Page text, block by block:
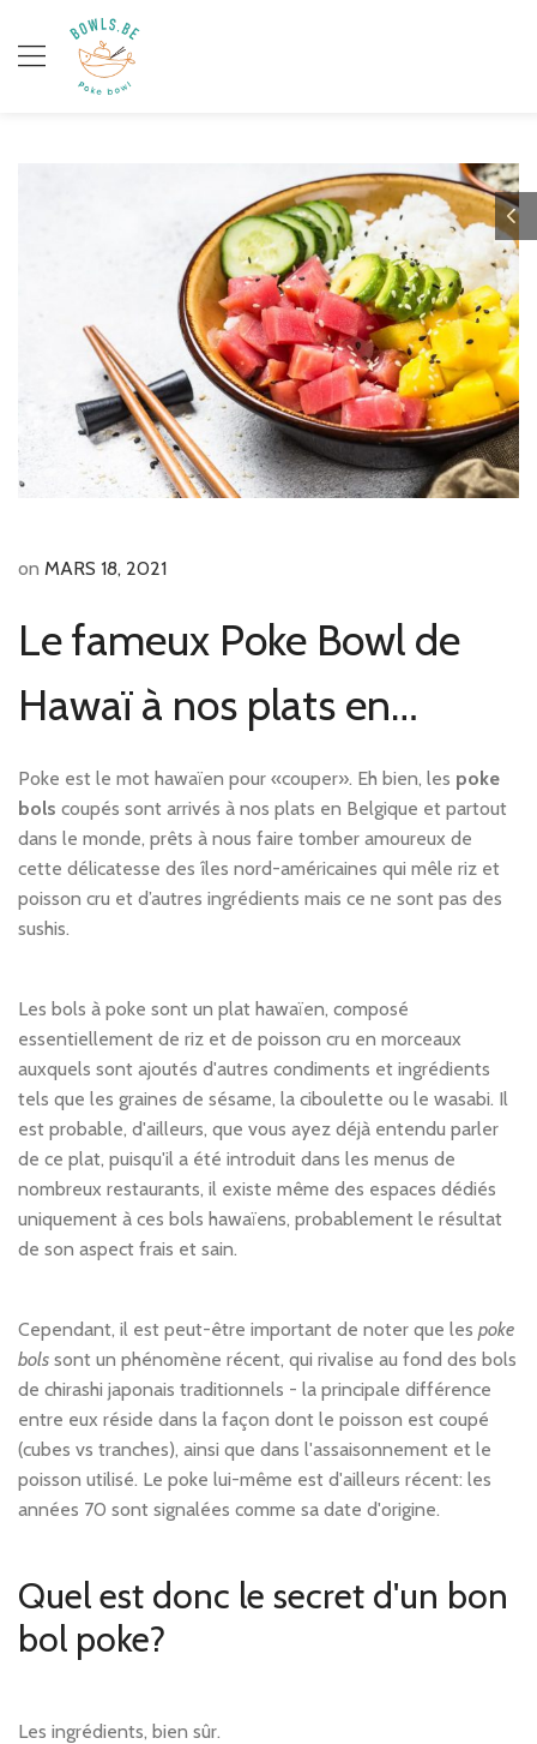
on MARS 18, 2021
Le fameux Poke Bowl de
Hawaï à nos plats en
Belgique
Poke est le mot hawaïen pour «couper». Eh bien, les poke
bols coupés sont arrivés à nos plats en Belgique et partout
dans le monde, prêts à nous faire tomber amoureux de
cette délicatesse des îles nord-américaines qui mêle riz et
poisson cru et d’autres ingrédients mais ce ne sont pas des
sushis.
Les bols à poke sont un plat hawaïen, composé
essentiellement de riz et de poisson cru en morceaux
auxquels sont ajoutés d'autres condiments et ingrédients
tels que les graines de sésame, la ciboulette ou le wasabi. Il
est probable, d'ailleurs, que vous ayez déjà entendu parler
de ce plat, puisqu'il a été introduit dans les menus de
nombreux restaurants, il existe même des espaces dédiés
uniquement à ces bols hawaïens, probablement le résultat
de son aspect frais et sain.
Cependant, il est peut-être important de noter que les poke
bols sont un phénomène récent, qui rivalise au fond des bols
de chirashi japonais traditionnels - la principale différence
entre eux réside dans la façon dont le poisson est coupé
(cubes vs tranches), ainsi que dans l'assaisonnement et le
poisson utilisé. Le poke lui-même est d'ailleurs récent: les
années 70 sont signalées comme sa date d'origine.
Quel est donc le secret d'un bon
bol poke?
Les ingrédients, bien sûr.